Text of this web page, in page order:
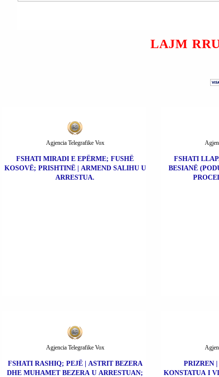
LAJM
FSHATI MIRADI E EPËRME; FUSHË
KOSOVË; PRISHTINË | ARMEND SALIHU U
ARRESTUA.
Agjencia Telegrafike Vox
FSHATI
BESIANË
FSHATI RASHIQ; PEJË | ASTRIT BEZERA
DHE MUHAMET BEZERA U ARRESTUAN;
Agjencia Telegrafike Vox
PRIZREN
KONSTATUA I